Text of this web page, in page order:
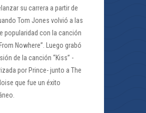
su carrera a partir de
Tom Jones volvió a las
popularidad con la canción
Nowhere”. Luego grabó
de la canción “Kiss” -
por Prince- junto a The
que fue un éxito